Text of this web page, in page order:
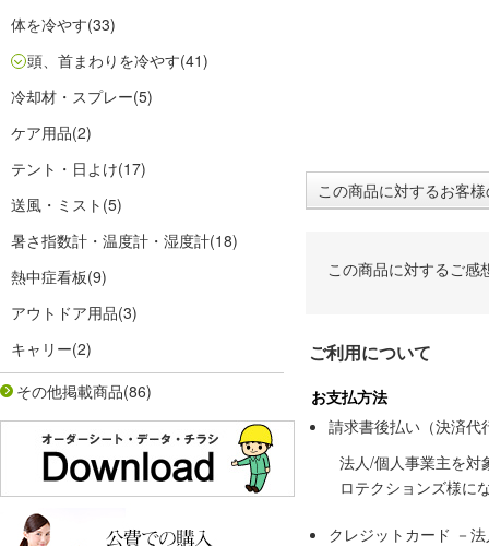
体を冷やす(33)
頭、首まわりを冷やす(41)
冷却材・スプレー(5)
ケア用品(2)
テント・日よけ(17)
送風・ミスト (5)
暑さ指数計・温度計・湿度計(18)
熱中症看板(9)
アウトドア用品(3)
キャリー(2)
その他掲載商品(86)
この商品に対するお客
この商品に対するご感
ご利用について
お支払方法
請求書後払い（決済代
法人/個人事業主を対
ロテクションズ様に
クレジットカード －